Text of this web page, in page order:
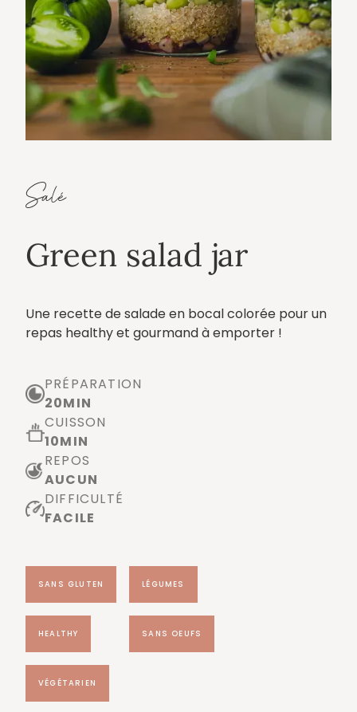
Salé
Green salad jar
Une recette de salade en bocal colorée pour un
repas healthy et gourmand à emporter !
PRÉPARATION
20MIN
CUISSON
10MIN
REPOS
AUCUN
DIFFICULTÉ
FACILE
SANS GLUTEN LÉGUMES
HEALTHY SANS OEUFS
VÉGÉTARIEN